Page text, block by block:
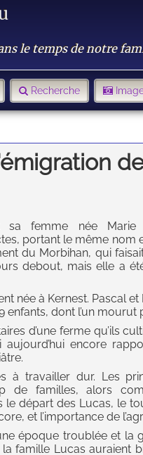
le temps de notre
Recherche
sa femme née Marie
portant le même nom
du Morbihan, qui
debout, mais elle a
née à Kernest. Pascal
dont l’un mourut
d’une ferme qu’ils
encore
à travailler dur. Les
de familles, alors
le départ des Lucas, le
et l’importance de
époque troublée et
famille Lucas auraient